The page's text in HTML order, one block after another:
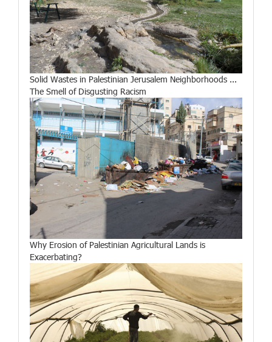
Solid Wastes in Palestinian Jerusalem Neighborhoods ...
The Smell of Disgusting Racism
Why Erosion of Palestinian Agricultural Lands is
Exacerbating?